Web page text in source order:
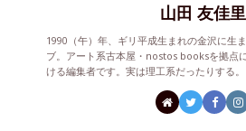
山田 友佳里
1990（午）年、ギリ平成生まれの金沢に生
ブ。アート系古本屋・nostos booksを拠点
ける編集者です。実は理工系だったりする。